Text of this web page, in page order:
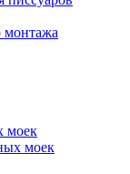
монтажа
моек
моек